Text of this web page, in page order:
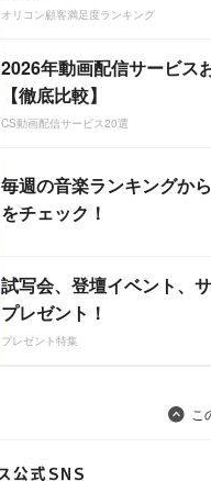
オリコン顧客満足度ランキング
2026年動画配信サービス
【徹底比較】
CS動画配信サービス20選
毎週の音楽ランキングか
をチェック！
試写会、登壇イベント、
プレゼント！
プレゼント特集
こ